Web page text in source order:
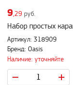
9,29 руб.
Набор простых
Артикул: 318909
Бренд: Oasis
Наличие: уточняйте